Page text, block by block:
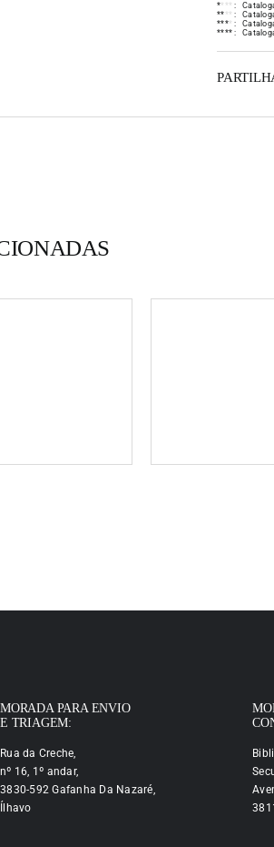
** * * :
** * * :
**** :
**** :
MORADA PARA ENVIO
E TRIAGEM:
Rua da Creche,
nº 16, 1º andar,
3830-592 Gafanha Da Nazaré,
Ílhavo